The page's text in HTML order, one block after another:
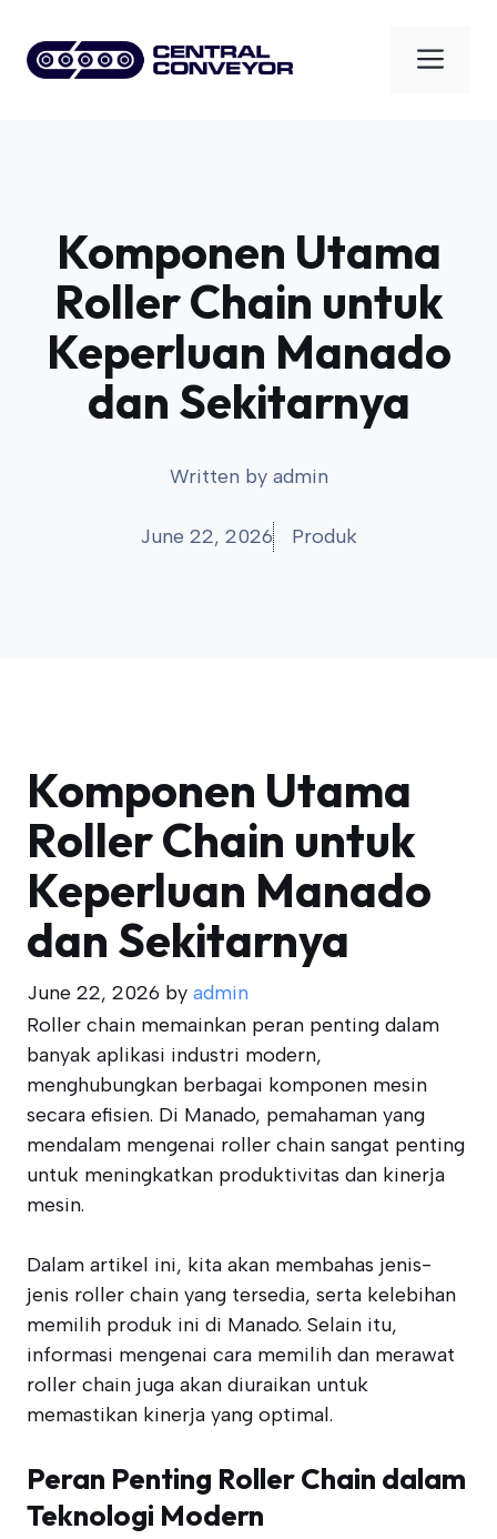
content
Komponen Utama
Roller Chain untuk
Keperluan Manado
dan Sekitarnya
Written by admin
June 22, 2026 Produk
Komponen Utama
Roller Chain untuk
Keperluan Manado
dan Sekitarnya
June 22, 2026 by admin
Roller chain memainkan peran penting dalam
banyak aplikasi industri modern,
menghubungkan berbagai komponen mesin
secara efisien. Di Manado, pemahaman yang
mendalam mengenai roller chain sangat penting
untuk meningkatkan produktivitas dan kinerja
mesin.
Dalam artikel ini, kita akan membahas jenis-
jenis roller chain yang tersedia, serta kelebihan
memilih produk ini di Manado. Selain itu,
informasi mengenai cara memilih dan merawat
roller chain juga akan diuraikan untuk
memastikan kinerja yang optimal.
Peran Penting Roller Chain dalam
Teknologi Modern